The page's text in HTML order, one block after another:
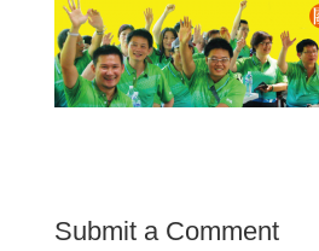
Submit a Comment